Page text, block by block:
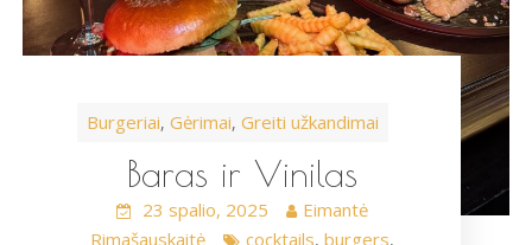
Burgeriai,Gėrimai,Greiti užkandimai
Baras ir Vinilas
23 spalio, 2025
Eimantė
Rimašauskaitė
cocktails, burgers,